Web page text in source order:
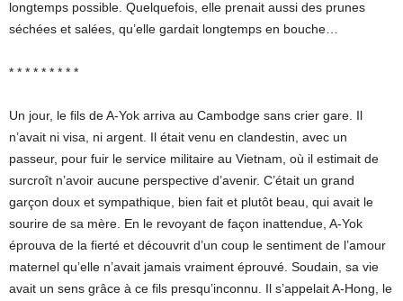
longtemps possible. Quelquefois, elle prenait aussi des prunes
séchées et salées, qu’elle gardait longtemps en bouche…
* * * * * * * * *
Un jour, le fils de A-Yok arriva au Cambodge sans crier gare. Il
n’avait ni visa, ni argent. Il était venu en clandestin, avec un
passeur, pour fuir le service militaire au Vietnam, où il estimait de
surcroît n’avoir aucune perspective d’avenir. C’était un grand
garçon doux et sympathique, bien fait et plutôt beau, qui avait le
sourire de sa mère. En le revoyant de façon inattendue, A-Yok
éprouva de la fierté et découvrit d’un coup le sentiment de l’amour
maternel qu’elle n’avait jamais vraiment éprouvé. Soudain, sa vie
avait un sens grâce à ce fils presqu’inconnu. Il s’appelait A-Hong, le